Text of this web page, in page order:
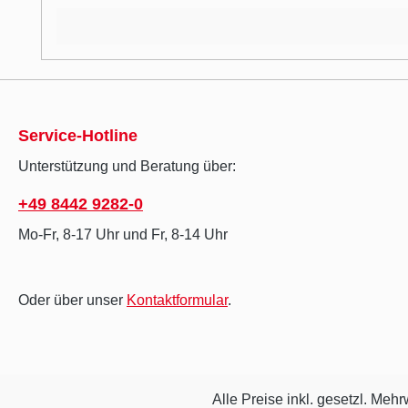
Service-Hotline
Unterstützung und Beratung über:
+49 8442 9282-0
Mo-Fr, 8-17 Uhr und Fr, 8-14 Uhr
Oder über unser Kontaktformular.
Alle Preise inkl. gesetzl.